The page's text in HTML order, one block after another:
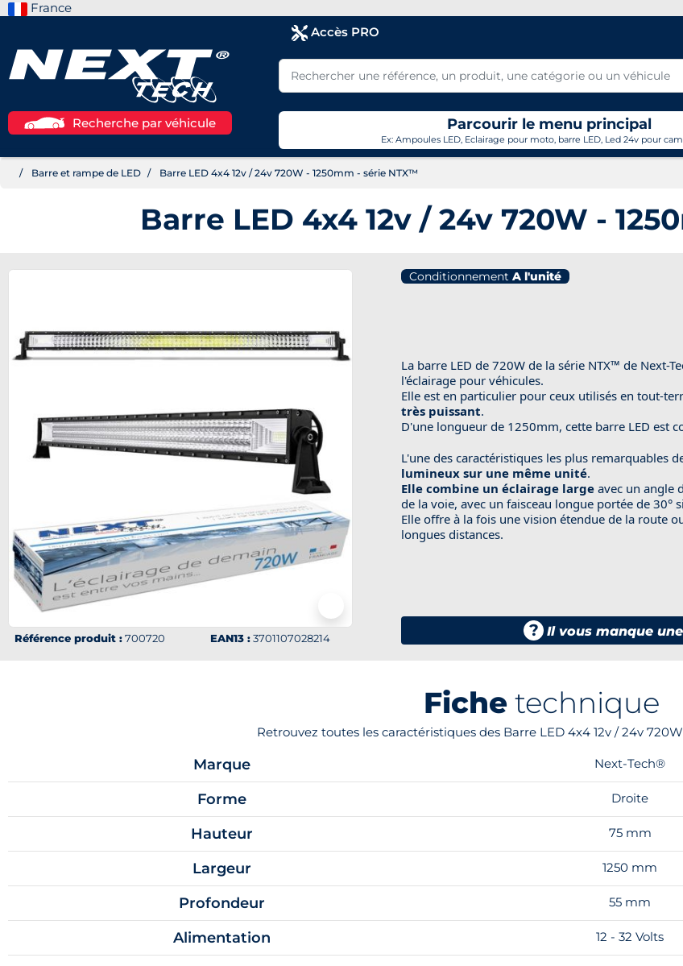
France
Accès PRO
Recherche par véhicule Parcourir le menu principal
Ex: Ampoules LED, Eclairage pour moto, barre LED, Led 24v pour
Barre et rampe de LED Barre LED 4x4 12v / 24v 720W - 1250mm - série NTX™
Barre LED 4x4 12v / 24v 720W -
Référence produit :700720 EAN13 :3701107028214
Conditionnement A l'unité
La barre LED de 720W de la série NTX™ de Next-
l'éclairage pour véhicules.
Elle est en particulier pour ceux utilisés en tout-
très puissant.
D'une longueur de 1250mm, cette barre LED est
L'une des caractéristiques les plus remarquables
lumineux sur une même unité.
Elle combine un éclairage largeavec un angle
de la voie, avec un faisceau longue portée de 30°
Elle offre à la fois une vision étendue de la route
longues distances.
? Il vous manque
Fichetechnique
Retrouvez toutes les caractéristiques des Barre LED 4x4 12v / 24v
Marque Next-Tech®
Forme Droite
Hauteur 75 mm
Largeur 1250 mm
Profondeur 55 mm
Alimentation 12 - 32 Volts